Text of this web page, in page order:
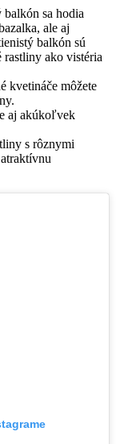
balkón sa hodia
ale aj
balkón sú
rastliny ako vistéria
kvetináče môžete
aj akúkoľvek
s rôznymi